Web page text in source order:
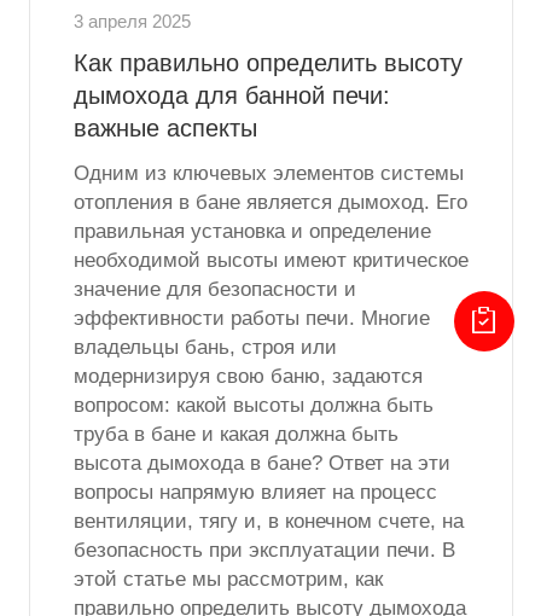
3 апреля 2025
Как правильно определить высоту
дымохода для банной печи:
важные аспекты
Одним из ключевых элементов системы
отопления в бане является дымоход. Его
правильная установка и определение
необходимой высоты имеют критическое
значение для безопасности и
эффективности работы печи. Многие
владельцы бань, строя или
модернизируя свою баню, задаются
вопросом: какой высоты должна быть
труба в бане и какая должна быть
высота дымохода в бане? Ответ на эти
вопросы напрямую влияет на процесс
вентиляции, тягу и, в конечном счете, на
безопасность при эксплуатации печи. В
этой статье мы рассмотрим, как
правильно определить высоту дымохода